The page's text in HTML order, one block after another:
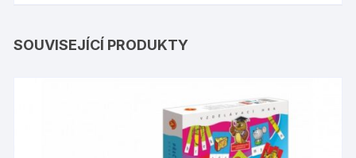
SOUVISEJÍCÍ PRODUKTY